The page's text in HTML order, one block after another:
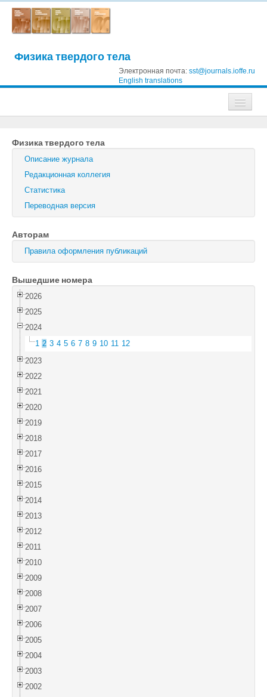
Физика твердого тела
Электронная почта: sst@journals.ioffe.ru
English translations
Журнал технической физики
Письма в Журнал технической физики
Физика твердого тела
Физика и техника полупроводников
Оптика и спектроскопия
Поиск
Войти
Физика твердого тела
Описание журнала
Редакционная коллегия
Статистика
Переводная версия
Авторам
Правила оформления публикаций
Вышедшие номера
2026
2025
2024
1 2 3 4 5 6 7 8 9 10 11 12
2023
2022
2021
2020
2019
2018
2017
2016
2015
2014
2013
2012
2011
2010
2009
2008
2007
2006
2005
2004
2003
2002